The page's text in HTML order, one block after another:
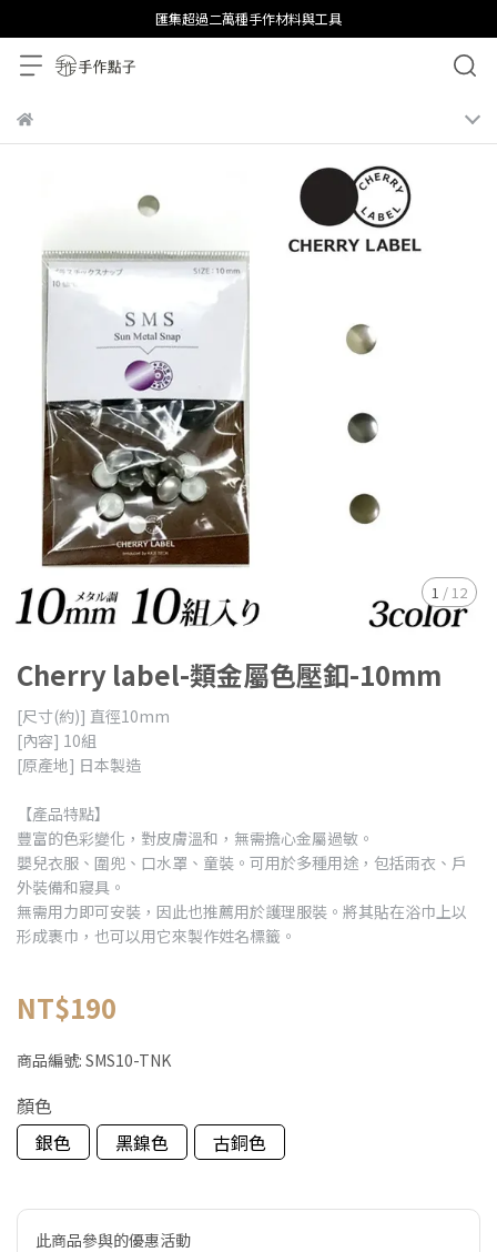
匯集超過二萬種手作材料與工具
1 / 12
Cherry label-類金屬色壓釦-10mm
[尺寸(約)] 直徑10mm
[內容] 10組
[原產地] 日本製造
【產品特點】
豐富的色彩變化，對皮膚溫和，無需擔心金屬過敏。
嬰兒衣服、圍兜、口水罩、童裝。可用於多種用途，包括雨衣、戶
外裝備和寢具。
無需用力即可安裝，因此也推薦用於護理服裝。將其貼在浴巾上以
形成裹巾，也可以用它來製作姓名標籤。
NT$190
商品編號: SMS10-TNK
顏色
銀色
黑鎳色 古銅色
此商品參與的優惠活動